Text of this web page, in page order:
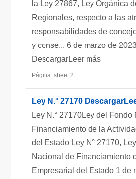
la Ley 27867, Ley Orgánica
Regionales, respecto a las
responsabilidades de
y conse... 6 de marzo de 2023
DescargarLeer más
Página: sheet 2
Ley N.° 27170
Ley N.° 27170Ley del Fondo
Financiamiento de la
del Estado Ley N° 27170,
Nacional de Financiamiento
Empresarial del Estado 1 de